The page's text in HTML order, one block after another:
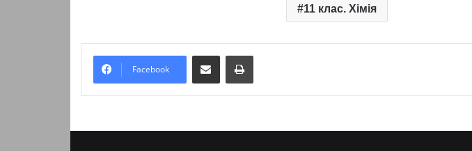
11 клас. Хімія
Facebook
Надіслати електронною поштоюНадрукувати